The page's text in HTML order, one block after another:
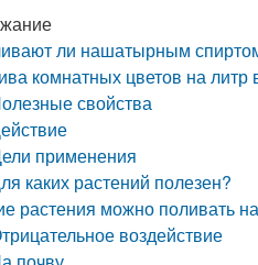
ли нашатырным
комнатных цветов на
свойства
применения
каких растений полезен?
растения можно поливать
воздействие